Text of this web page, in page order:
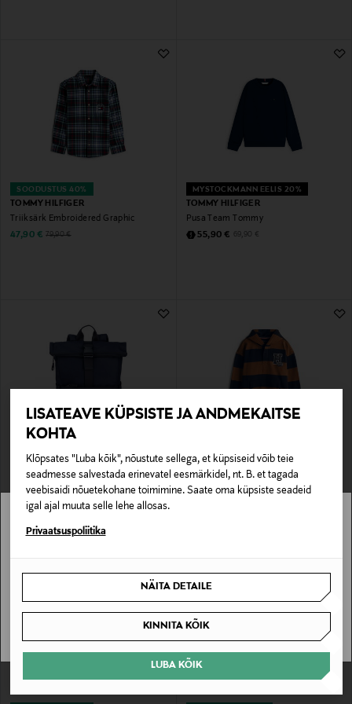
LISATEAVE KÜPSISTE JA ANDMEKAITSE
KOHTA
Klõpsates "Luba kõik", nõustute sellega, et küpsiseid võib teie
seadmesse salvestada erinevatel eesmärkidel, nt. B. et tagada
veebisaidi nõuetekohane toimimine. Saate oma küpsiste seadeid
igal ajal muuta selle lehe allosas.
Privaatsuspoliitika
NÄITA DETAILE
KINNITA KÕIK
LUBA KÕIK
SOODUSTUS 40%
TOMMY HILFIGER
Triiksärk Embroidered Graphic
Discounted Price
47,90 € Original Price
79,90 €
MYSTOCKMANN EELIS 20%
TOMMY HILFIGER
Pusa Team Tommy
Discounted Price
55,90 € Original Price
69,90 €
TOMMY HILFIGER
Seljakott Heritage Flag Rolltop
Discounted Price
53,90 € Original Price
89,90 €
TOMMY HILFIGER
Kapuutsiga pusa Varsity Stripe Button
Discounted Price
39,60 € Original Price
99,90 €
Stockmann pole Sinu riigis saadaval.
SAAN ARU